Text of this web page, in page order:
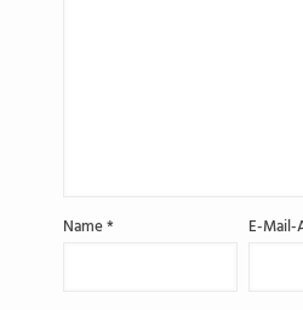
Name* E-